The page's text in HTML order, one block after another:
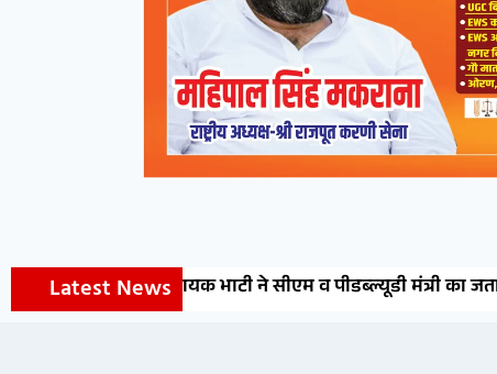
Latest News
विधायक भाटी ने सीएम व पीडब्ल्यूडी मंत्री का जताया आभार